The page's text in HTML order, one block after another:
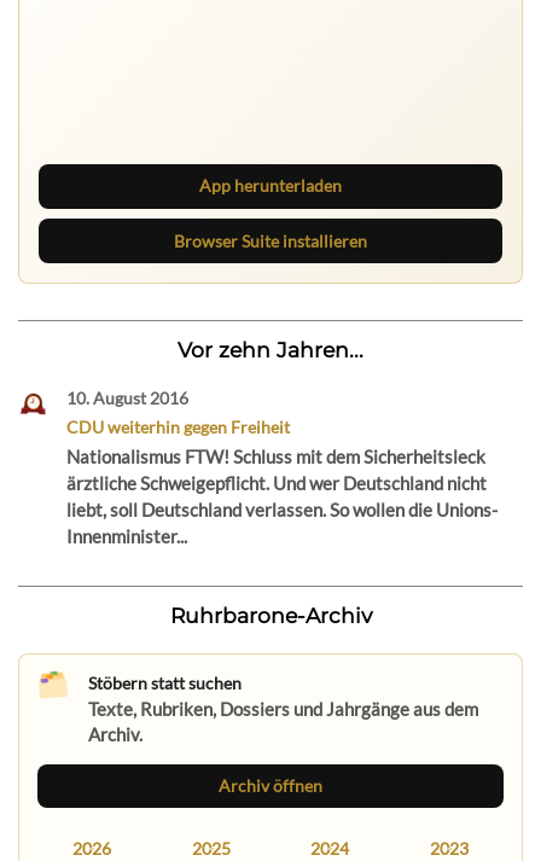
App herunterladen
Browser Suite installieren
Vor zehn Jahren...
10. August 2016
CDU weiterhin gegen Freiheit
Nationalismus FTW! Schluss mit dem Sicherheitsleck
ärztliche Schweigepflicht. Und wer Deutschland nicht
liebt, soll Deutschland verlassen. So wollen die Unions-
Innenminister...
Ruhrbarone-Archiv
Stöbern statt suchen
Texte, Rubriken, Dossiers und Jahrgänge aus dem
Archiv.
Archiv öffnen
2026 2025 2024 2023